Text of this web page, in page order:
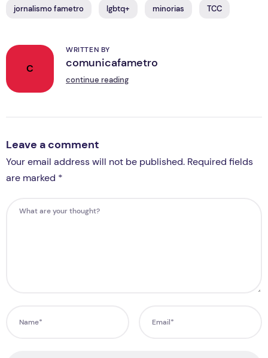
jornalismo fametro lgbtq+ minorias TCC
C
WRITTEN BY
comunicafametro
continue reading
Leave a comment
Your email address will not be published. Required fields
are marked *